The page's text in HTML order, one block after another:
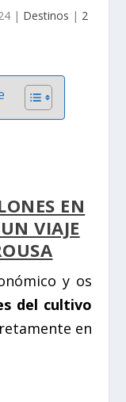
| Destinos | 2
EN
VIAJE
y os
del cultivo
en